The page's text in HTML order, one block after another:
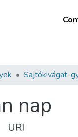
Sajtókivágat-
nap
URI